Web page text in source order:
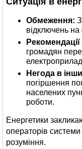
Обмеження:
відключень на
громадян
Негода в
погіршення
населених
роботи.
Енергетики
операторів
розуміння.